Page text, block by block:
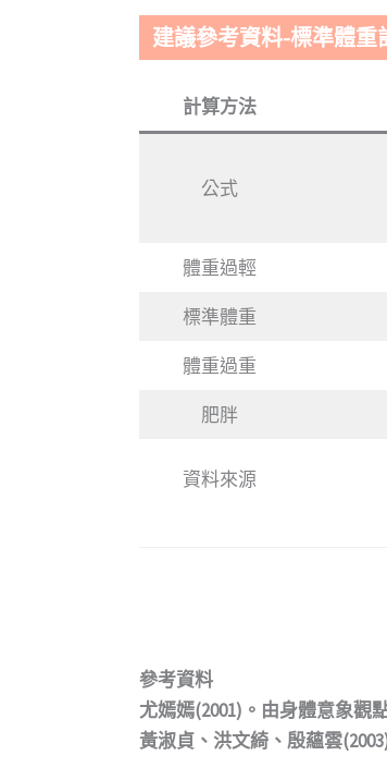
建議參考資料-標準體重
計算方法
公式
體重過輕
標準體重
體重過重
肥胖
資料來源
參考資料
尤嫣嫣(2001)。由身體意象觀
黃淑貞、洪文綺、殷蘊雲